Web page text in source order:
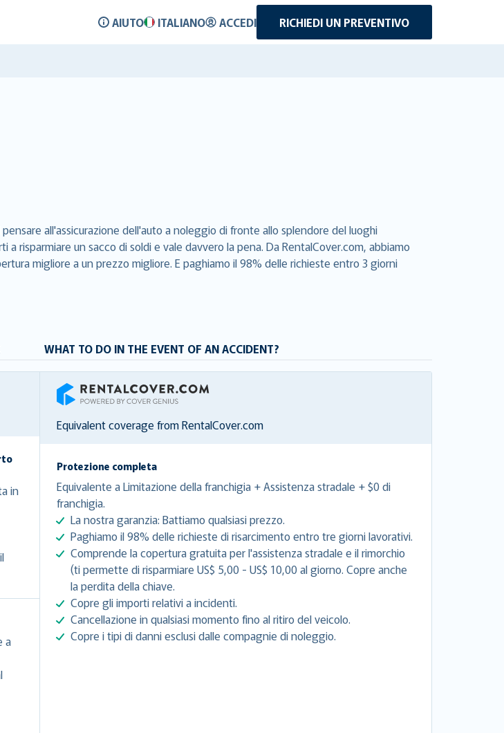
AIUTO ITALIANO ACCEDI RICHIEDI UN PREVENTIVO
all'assicurazione dell'auto a noleggio di fronte allo splendore del luoghi
risparmiare un sacco di soldi e vale davvero la pena. Da RentalCover.com, abbiamo
migliore a un prezzo migliore. E paghiamo il 98% delle richieste entro 3 giorni
WHAT TO DO IN THE EVENT OF AN ACCIDENT?
in
a
RentalCover
Equivalent coverage from RentalCover.com
Protezione completa
Equivalente a Limitazione della franchigia + Assistenza stradale + $0 di
franchigia.
La nostra garanzia: Battiamo qualsiasi prezzo.
Paghiamo il 98% delle richieste di risarcimento entro tre giorni lavorativi.
Comprende la copertura gratuita per l'assistenza stradale e il rimorchio
(ti permette di risparmiare US$ 5,00 - US$ 10,00 al giorno. Copre anche
la perdita della chiave.
Copre gli importi relativi a incidenti.
Cancellazione in qualsiasi momento fino al ritiro del veicolo.
Copre i tipi di danni esclusi dalle compagnie di noleggio.